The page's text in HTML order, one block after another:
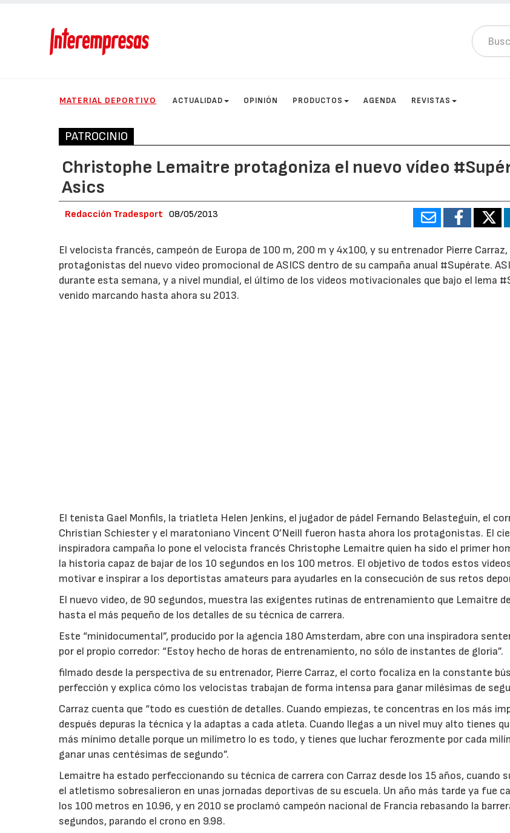
MATERIAL DEPORTIVO ACTUALIDAD OPINIÓN PRODUCTOS AGENDA REVISTAS
PATROCINIO
Christophe Lemaitre protagoniza el nuevo vídeo
Asics
Redacción Tradesport 08/05/2013
El velocista francés, campeón de Europa de 100 m, 200 m y 4x100, y su entrenador Pierre
protagonistas del nuevo video promocional de ASICS dentro de su campaña anual #Supérate.
durante esta semana, y a nivel mundial, el último de los videos motivacionales que bajo el lema
venido marcando hasta ahora su 2013.
El tenista Gael Monfils, la triatleta Helen Jenkins, el jugador de pádel Fernando Belasteguín, el
Christian Schiester y el maratoniano Vincent O’Neill fueron hasta ahora los protagonistas. El
inspiradora campaña lo pone el velocista francés Christophe Lemaitre quien ha sido el primer
la historia capaz de bajar de los 10 segundos en los 100 metros. El objetivo de todos estos
motivar e inspirar a los deportistas amateurs para ayudarles en la consecución de sus retos
El nuevo video, de 90 segundos, muestra las exigentes rutinas de entrenamiento que Lemaitre
hasta el más pequeño de los detalles de su técnica de carrera.
Este “minidocumental”, producido por la agencia 180 Amsterdam, abre con una inspiradora
por el propio corredor: “Estoy hecho de horas de entrenamiento, no sólo de instantes de gloria”.
filmado desde la perspectiva de su entrenador, Pierre Carraz, el corto focaliza en la constante
perfección y explica cómo los velocistas trabajan de forma intensa para ganar milésimas de
Carraz cuenta que “todo es cuestión de detalles. Cuando empiezas, te concentras en los más
después depuras la técnica y la adaptas a cada atleta. Cuando llegas a un nivel muy alto tienes
más mínimo detalle porque un milímetro lo es todo, y tienes que luchar ferozmente por cada
ganar unas centésimas de segundo”.
Lemaitre ha estado perfeccionando su técnica de carrera con Carraz desde los 15 años, cuando
el atletismo sobresalieron en unas jornadas deportivas de su escuela. Un año más tarde ya fue
los 100 metros en 10.96, y en 2010 se proclamó campeón nacional de Francia rebasando la
segundos, parando el crono en 9.98.
23/07/2026